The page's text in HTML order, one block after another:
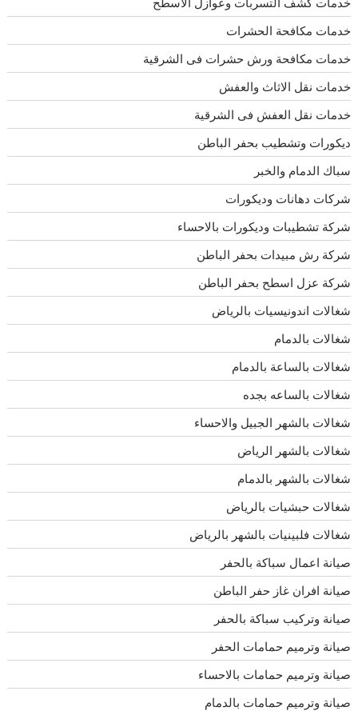
خدمات مكافحة الحشرات
خدمات مكافحة ورش حشرات فى الشرقية
خدمات نقل الاثاث والعفش
خدمات نقل العفش فى الشرقية
ديكورات وتشطيب بحفر الباطن
سباك الدمام والخبر
شركات دهانات وديكورات
شركة تشطيبات وديكورات بالاحساء
شركة رش مبيدات بحفر الباطن
شركة عزل اسطح بحفر الباطن
شغالات اندونيسيات بالرياض
شغالات بالدمام
شغالات بالساعة بالدمام
شغالات بالساعه بجده
شغالات بالشهر الجبيل والاحساء
شغالات بالشهر الرياض
شغالات بالشهر بالدمام
شغالات حبشيات بالرياض
شغالات فلبينيات بالشهر بالرياض
صيانة اعمال سباكة بالحفر
صيانة افران غاز حفر الباطن
صيانة وتركيب سباكة بالحفر
صيانة وترميم حمامات الحفر
صيانة وترميم حمامات بالاحساء
صيانة وترميم حمامات بالدمام